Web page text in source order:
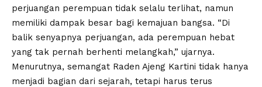
perjuangan perempuan tidak selalu terlihat, namun
memiliki dampak besar bagi kemajuan bangsa. “Di
balik senyapnya perjuangan, ada perempuan hebat
yang tak pernah berhenti melangkah,” ujarnya.
Menurutnya, semangat Raden Ajeng Kartini tidak hanya
menjadi bagian dari sejarah, tetapi harus terus